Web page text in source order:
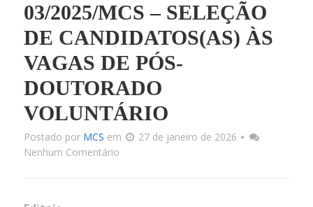
03/2025/MCS – SELEÇÃO
DE CANDIDATOS(AS) ÀS
VAGAS DE PÓS-
DOUTORADO
VOLUNTÁRIO
Postado por MCS em
27 de janeiro de 2026
Nenhum Comentário